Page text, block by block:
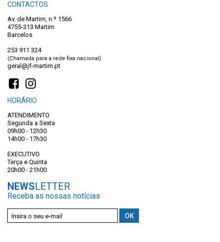
CONTACTOS
Av. de Martim, n.º 1566
4755-313 Martim
Barcelos
253 911 324
(Chamada para a rede fixa nacional)
geral@jf-martim.pt
HORÁRIO
ATENDIMENTO
Segunda a Sexta
09h00 - 12h30
14h00 - 17h30
EXECUTIVO
Terça e Quinta
20h00 - 21h00
NEWSLETTER
Receba as nossas notícias